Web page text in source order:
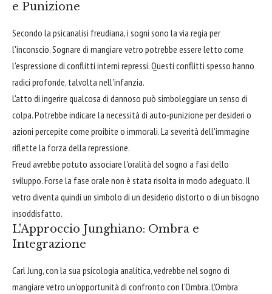
e Punizione
Secondo la psicanalisi freudiana, i sogni sono la via regia per
l'inconscio. Sognare di mangiare vetro potrebbe essere letto come
l'espressione di conflitti interni repressi. Questi conflitti spesso hanno
radici profonde, talvolta nell'infanzia.
L'atto di ingerire qualcosa di dannoso può simboleggiare un senso di
colpa. Potrebbe indicare la necessità di auto-punizione per desideri o
azioni percepite come proibite o immorali. La severità dell'immagine
riflette la forza della repressione.
Freud avrebbe potuto associare l'oralità del sogno a fasi dello
sviluppo. Forse la fase orale non è stata risolta in modo adeguato. Il
vetro diventa quindi un simbolo di un desiderio distorto o di un bisogno
insoddisfatto.
L'Approccio Junghiano: Ombra e
Integrazione
Carl Jung, con la sua psicologia analitica, vedrebbe nel sogno di
mangiare vetro un'opportunità di confronto con l'Ombra. L'Ombra